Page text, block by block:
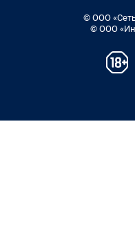
© ООО «Сеть
© ООО